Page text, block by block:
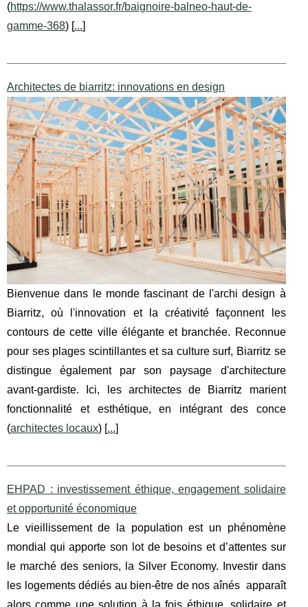
(https://www.thalassor.fr/baignoire-balneo-haut-de-
gamme-368) [...]
Architectes de biarritz: innovations en design
Bienvenue dans le monde fascinant de l'archi design à
Biarritz, où l'innovation et la créativité façonnent les
contours de cette ville élégante et branchée. Reconnue
pour ses plages scintillantes et sa culture surf, Biarritz se
distingue également par son paysage d'architecture
avant-gardiste. Ici, les architectes de Biarritz marient
fonctionnalité et esthétique, en intégrant des conce
(architectes locaux) [...]
EHPAD : investissement éthique, engagement solidaire
et opportunité économique
Le vieillissement de la population est un phénomène
mondial qui apporte son lot de besoins et d’attentes sur
le marché des seniors, la Silver Economy. Investir dans
les logements dédiés au bien-être de nos aînés apparaît